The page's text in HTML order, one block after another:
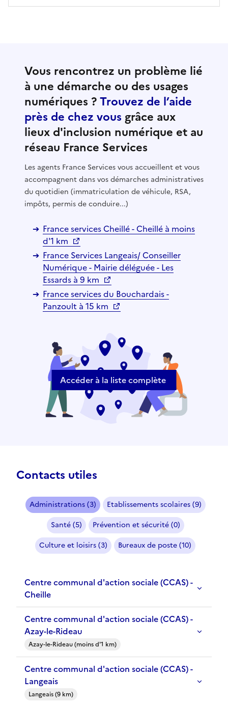
Vous rencontrez un problème lié
à une démarche ou des usages
numériques ?Trouvez de l’aide
près de chez vous grâce aux
lieux d'inclusion numérique et au
réseau France Services
Les agents France Services vous accueillent et vous
accompagnent dans vos démarches administratives
du quotidien (immatriculation de véhicule, RSA,
impôts, permis de conduire...)
France services Cheillé - Cheillé à moins
d'1 km
France Services Langeais/ Conseiller
Numérique - Mairie déléguée - Les
Essards à 9 km
France services du Bouchardais -
Panzoult à 15 km
Accéder à la liste complète
Contacts utiles
Administrations (3)
Etablissements scolaires (9)
Santé (5)
Prévention et sécurité (0)
Culture et loisirs (3)
Bureaux de poste (10)
Centre communal d'action sociale (CCAS) -
Cheille
Centre communal d'action sociale (CCAS) -
Azay-le-Rideau
Azay-le-Rideau (moins d'1 km)
Centre communal d'action sociale (CCAS) -
Langeais
Langeais (9 km)